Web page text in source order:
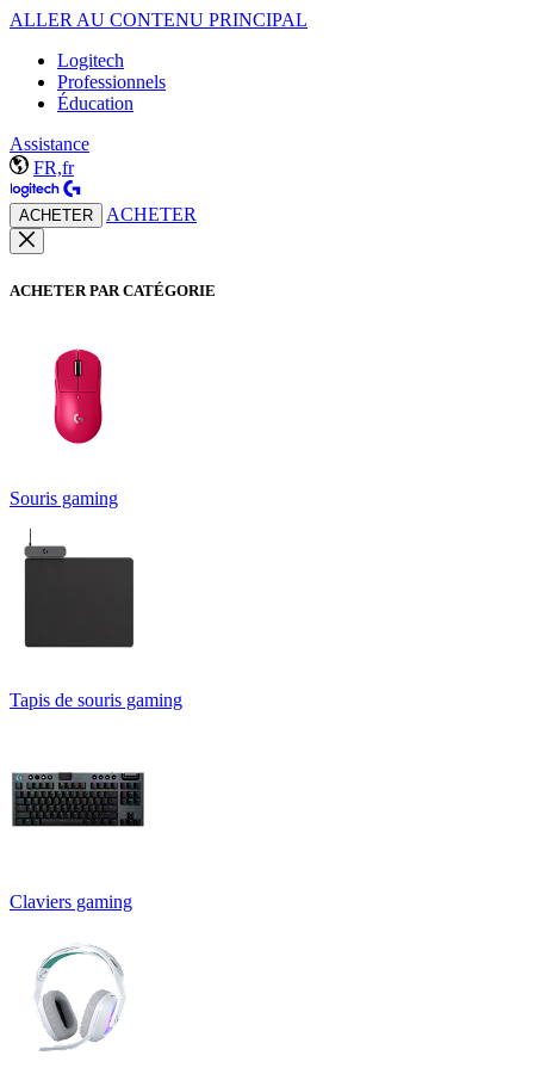
ALLER AU CONTENU PRINCIPAL
Logitech
Professionnels
Éducation
Assistance
FR,fr
ACHETER ACHETER
ACHETER PAR CATÉGORIE
Souris gaming
Tapis de souris gaming
Claviers gaming